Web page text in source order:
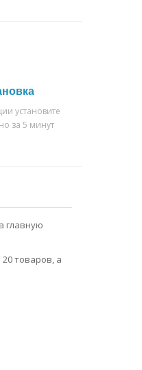
установите
за 5 минут
главную
товаров, а